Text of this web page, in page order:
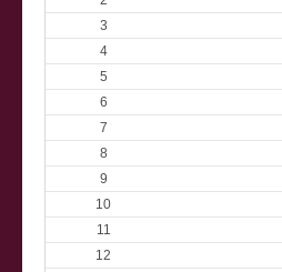
3
4
5
6
7
8
9
10
11
12